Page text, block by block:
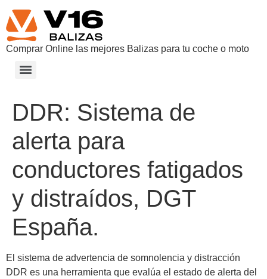
Comprar Online las mejores Balizas para tu coche o moto
DDR: Sistema de
alerta para
conductores fatigados
y distraídos, DGT
España.
El sistema de advertencia de somnolencia y distracción
DDR es una herramienta que evalúa el estado de alerta del